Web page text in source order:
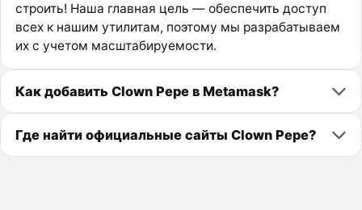
строить! Наша главная цель — обеспечить доступ
всех к нашим утилитам, поэтому мы разрабатываем
их с учетом масштабируемости.
Как добавить Clown Pepe в Metamask?
Где найти официальные сайты Clown Pepe?